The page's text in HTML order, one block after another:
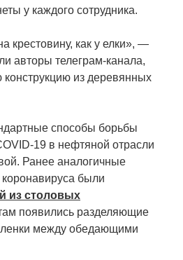
у каждого сотрудника.
крестовину, как у елки», —
авторы телеграм-канала,
из деревянных
способы борьбы
19 в нефтяной отрасли
Ранее аналогичные
были
из столовых
появились разделяющие
между обедающими